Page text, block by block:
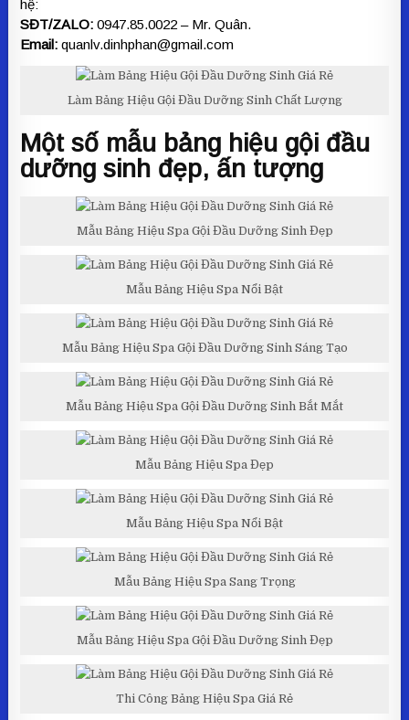
hệ:
SĐT/ZALO: 0947.85.0022 – Mr. Quân.
Email: quanlv.dinhphan@gmail.com
Làm Bảng Hiệu Gội Đầu Dưỡng Sinh Chất Lượng
Một số mẫu bảng hiệu gội đầu
dưỡng sinh đẹp, ấn tượng
Mẫu Bảng Hiệu Spa Gội Đầu Dưỡng Sinh Đẹp
Mẫu Bảng Hiệu Spa Nổi Bật
Mẫu Bảng Hiệu Spa Gội Đầu Dưỡng Sinh Sáng Tạo
Mẫu Bảng Hiệu Spa Gội Đầu Dưỡng Sinh Bắt Mắt
Mẫu Bảng Hiệu Spa Đẹp
Mẫu Bảng Hiệu Spa Nổi Bật
Mẫu Bảng Hiệu Spa Sang Trọng
Mẫu Bảng Hiệu Spa Gội Đầu Dưỡng Sinh Đẹp
Thi Công Bảng Hiệu Spa Giá Rẻ